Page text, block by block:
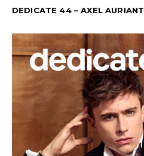
DEDICATE 44 – AXEL AURIANT